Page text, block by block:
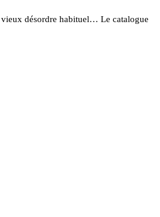
désordre habituel… Le catalogue